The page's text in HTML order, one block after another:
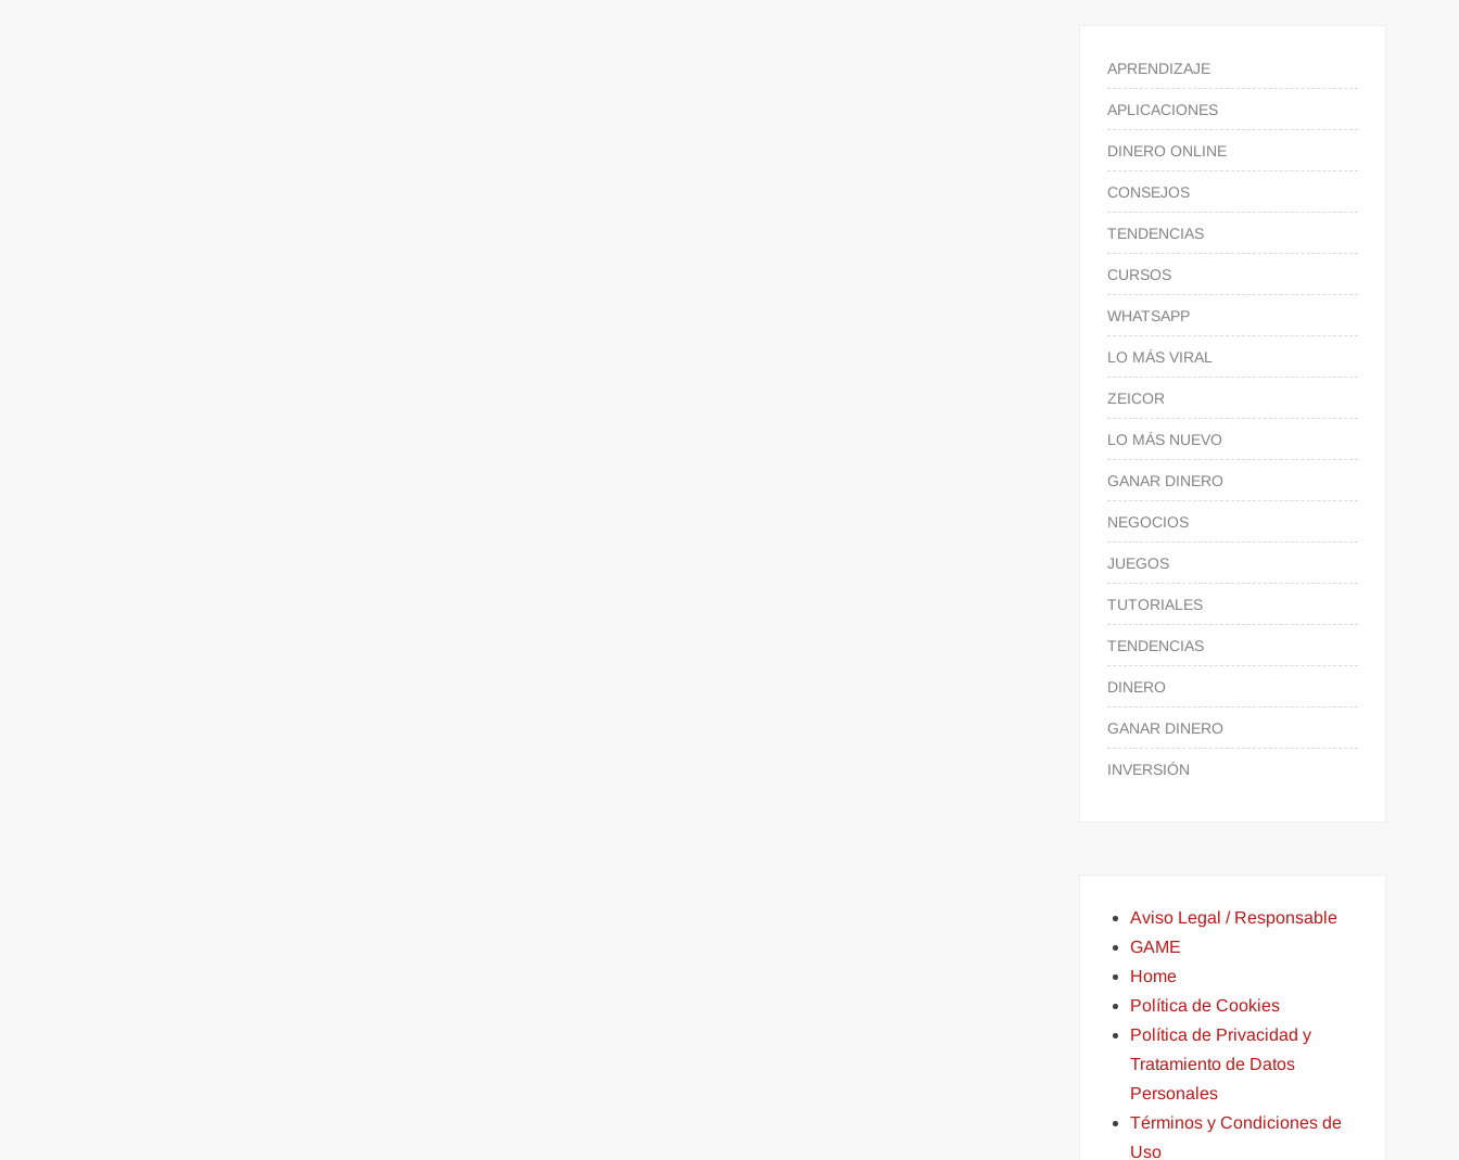
APRENDIZAJE
APLICACIONES
DINERO ONLINE
CONSEJOS
TENDENCIAS
CURSOS
WHATSAPP
LO MÁS VIRAL
ZEICOR
LO MÁS NUEVO
GANAR DINERO
NEGOCIOS
JUEGOS
TUTORIALES
TENDENCIAS
DINERO
GANAR DINERO
INVERSIÓN
Aviso Legal / Responsable
GAME
Home
Política de Cookies
Política de Privacidad y
Tratamiento de Datos
Personales
Términos y Condiciones de
Uso